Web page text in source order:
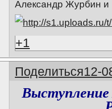
Александр Журбин и
+1
Поделиться12-